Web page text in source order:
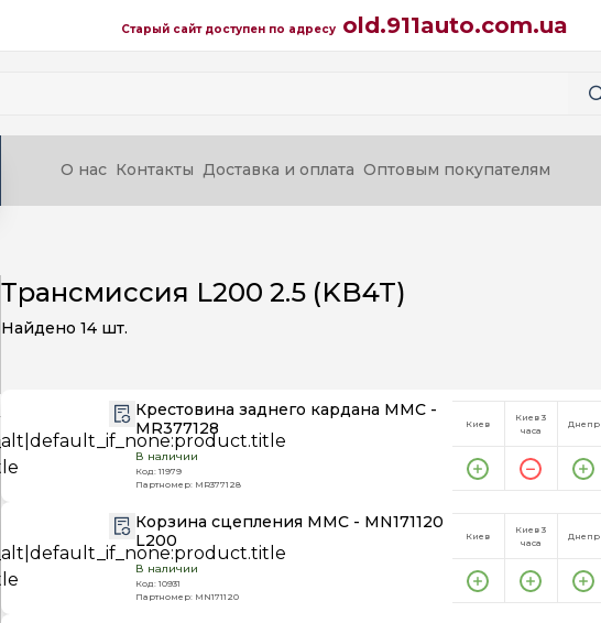
Старый сайт доступен по адресу old.911auto.com.ua
О нас Контакты Доставка и оплата Оптовым покупателям
Трансмиссия L200 2.5 (KB4T)
Найдено 14 шт.
Крестовина заднего кардана MMC -
MR377128
В наличии
Код: 11979
Партномер: MR377128
Киев
Киев 3
часа
Днепр
Корзина сцепления MMC - MN171120
L200
В наличии
Код: 10931
Партномер: MN171120
Киев
Киев 3
часа
Днепр